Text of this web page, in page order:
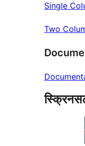
Single
Two